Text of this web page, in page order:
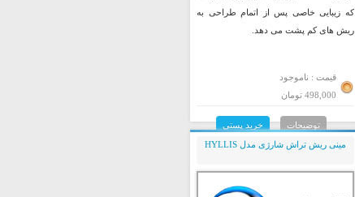
که زیبایی خاصی پس از اتمام طراحی به
ریش های کم پشت می دهد.
قیمت : ناموجود
498,000 تومان
توضیحات
خرید پستی
مینی ریش تراش شارژی مدل HYLLIS